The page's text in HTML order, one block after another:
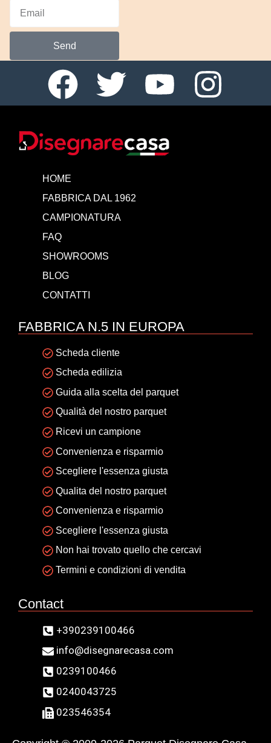
Send
HOME
FABBRICA DAL 1962
CAMPIONATURA
FAQ
SHOWROOMS
BLOG
CONTATTI
FABBRICA N.5 IN EUROPA
Scheda cliente
Scheda edilizia
Guida alla scelta del parquet
Qualità del nostro parquet
Ricevi un campione
Convenienza e risparmio
Scegliere l'essenza giusta
Qualita del nostro parquet
Convenienza e risparmio
Scegliere l'essenza giusta
Non hai trovato quello che cercavi
Termini e condizioni di vendita
Contact
+390239100466
info@disegnarecasa.com
0239100466
0240043725
023546354